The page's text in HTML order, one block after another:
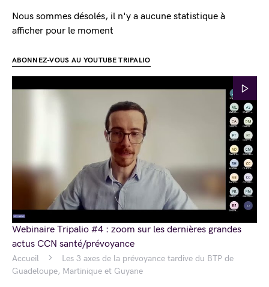
Accueil
Les 3 axes de la prévoyance tardive du BTP de
Guadeloupe, Martinique et Guyane
Nous sommes désolés, il n'y a aucune statistique à
afficher pour le moment
ABONNEZ-VOUS AU YOUTUBE TRIPALIO
Webinaire Tripalio #4 : zoom sur les dernières grandes
actus CCN santé/prévoyance